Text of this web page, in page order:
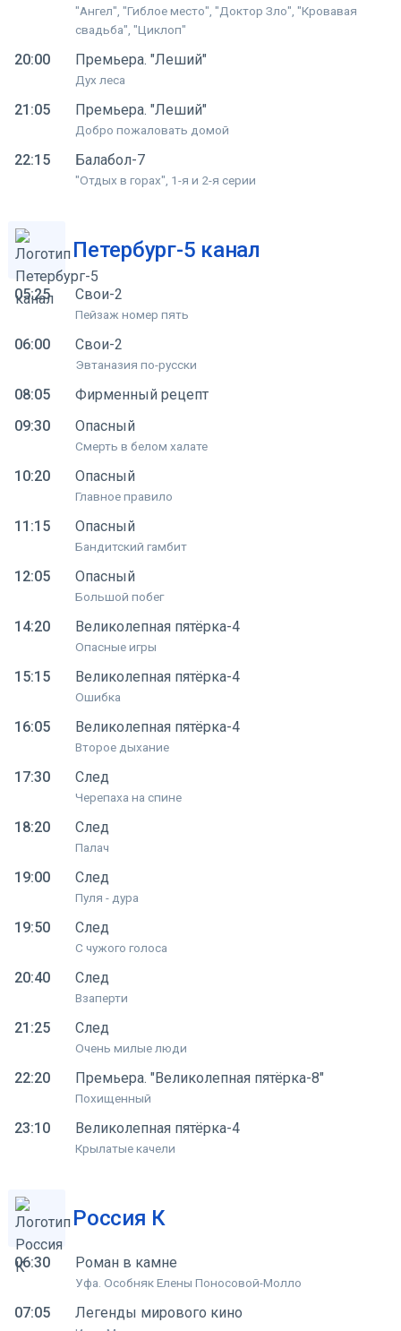
"Ангел", "Гиблое место", "Доктор Зло", "Кровавая
свадьба", "Циклоп"
20:00 Премьера. "Леший"
Дух леса
21:05 Премьера. "Леший"
Добро пожаловать домой
22:15 Балабол-7
"Отдых в горах", 1-я и 2-я серии
Петербург-5 канал
05:25 Свои-2
Пейзаж номер пять
06:00 Свои-2
Эвтаназия по-русски
08:05
Фирменный рецепт
09:30
Опасный
Смерть в белом халате
10:20 Опасный
Главное правило
11:15 Опасный
Бандитский гамбит
12:05 Опасный
Большой побег
14:20 Великолепная пятёрка-4
Опасные игры
15:15 Великолепная пятёрка-4
Ошибка
16:05 Великолепная пятёрка-4
Второе дыхание
17:30 След
Черепаха на спине
18:20 След
Палач
19:00 След
Пуля - дура
19:50 След
С чужого голоса
20:40 След
Взаперти
21:25 След
Очень милые люди
22:20 Премьера. "Великолепная пятёрка-8"
Похищенный
23:10 Великолепная пятёрка-4
Крылатые качели
Россия К
06:30 Роман в камне
Уфа. Особняк Елены Поносовой-Молло
07:05 Легенды мирового кино